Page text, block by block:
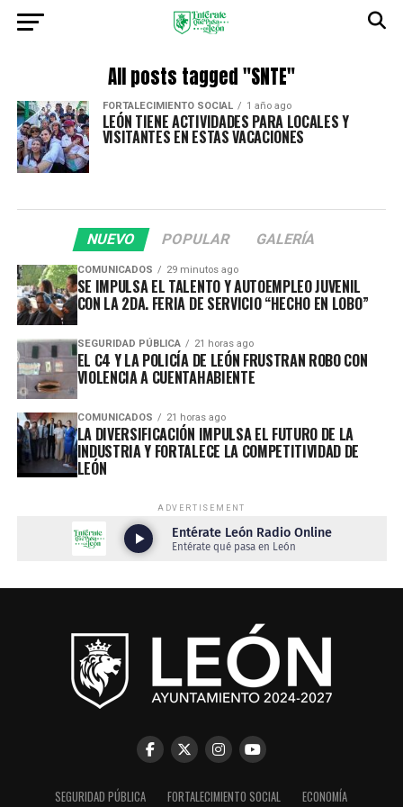
All posts tagged "SNTE"
FORTALECIMIENTO SOCIAL 1 año ago
LEÓN TIENE ACTIVIDADES PARA LOCALES Y
VISITANTES EN ESTAS VACACIONES
NUEVO POPULAR GALERÍA
COMUNICADOS 29 minutos ago
SE IMPULSA EL TALENTO Y AUTOEMPLEO JUVENIL
CON LA 2DA. FERIA DE SERVICIO “HECHO EN LOBO”
SEGURIDAD PÚBLICA 21 horas ago
EL C4 Y LA POLICÍA DE LEÓN FRUSTRAN ROBO CON
VIOLENCIA A CUENTAHABIENTE
COMUNICADOS 21 horas ago
LA DIVERSIFICACIÓN IMPULSA EL FUTURO DE LA
INDUSTRIA Y FORTALECE LA COMPETITIVIDAD DE
LEÓN
ADVERTISEMENT
SEGURIDAD PÚBLICA FORTALECIMIENTO SOCIAL ECONOMÍA